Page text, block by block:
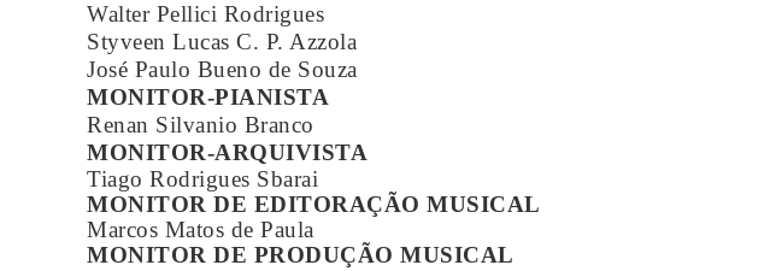
Walter Pellici Rodrigues
Styveen Lucas C. P. Azzola
José Paulo Bueno de Souza
MONITOR-PIANISTA
Renan Silvanio Branco
MONITOR-ARQUIVISTA
Tiago Rodrigues Sbarai
MONITOR DE EDITORAÇÃO MUSICAL
Marcos Matos de Paula
MONITOR DE PRODUÇÃO MUSICAL